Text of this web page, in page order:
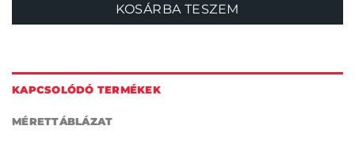
KOSÁRBA TESZEM
KAPCSOLÓDÓ TERMÉKEK
MÉRETTÁBLÁZAT